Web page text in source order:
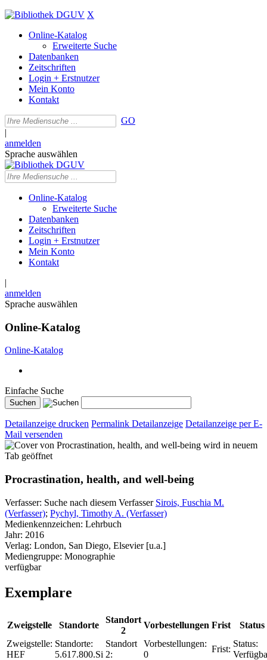
X
Online-Katalog
Erweiterte Suche
Datenbanken
Zeitschriften
Login + Erstnutzer
Mein Konto
Kontakt
GO
|
anmelden
Sprache auswählen
Online-Katalog
Erweiterte Suche
Datenbanken
Zeitschriften
Login + Erstnutzer
Mein Konto
Kontakt
|
anmelden
Sprache auswählen
Online-Katalog
Online-Katalog
Einfache Suche
Detailanzeige drucken Permalink Detailanzeige Detailanzeige per E-
Mail versenden
wird in neuem
Tab geöffnet
Procrastination, health, and well-being
Verfasser: Suche nach diesem Verfasser Sirois, Fuschia M.
(Verfasser); Pychyl, Timothy A. (Verfasser)
Medienkennzeichen: Lehrbuch
Jahr: 2016
Verlag: London, San Diego, Elsevier [u.a.]
Mediengruppe: Monographie
verfügbar
Exemplare
Zweigstelle Standorte
Standort
2
Vorbestellungen Frist
Status
Zweigstelle:
HEF
Standorte:
5.617.800.Si
Standort
2:
Vorbestellungen:
0
Frist:
Status: